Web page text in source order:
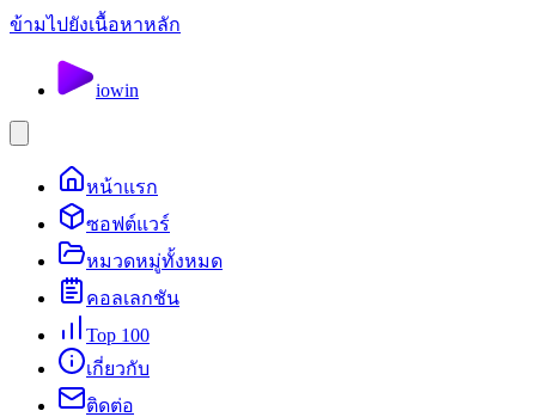
ข้ามไปยังเนื้อหาหลัก
iowin
หน้าแรก
ซอฟต์แวร์
หมวดหมู่ทั้งหมด
คอลเลกชัน
Top 100
เกี่ยวกับ
ติดต่อ